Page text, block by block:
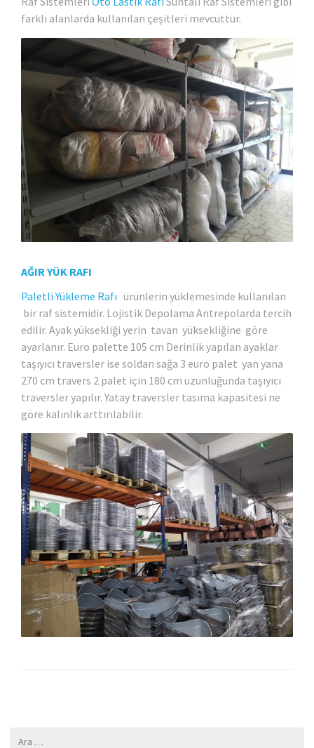
farklı alanlarda kullanılan çeşitleri mevcuttur.
AĞIR YÜK RAFI
Paletli Yükleme Rafı ürünlerin yüklemesinde kullanılan
bir raf sistemidir. Lojistik Depolama Antrepolarda tercih
edilir. Ayak yüksekliği yerin tavan yüksekliğine göre
ayarlanır. Euro palette 105 cm Derinlik yapılan ayaklar
taşıyıcı traversler ise soldan sağa 3 euro palet yan yana
270 cm travers 2 palet için 180 cm uzunluğunda taşıyıcı
traversler yapılır. Yatay traversler tasıma kapasitesi ne
göre kalınlık arttırılabilir.